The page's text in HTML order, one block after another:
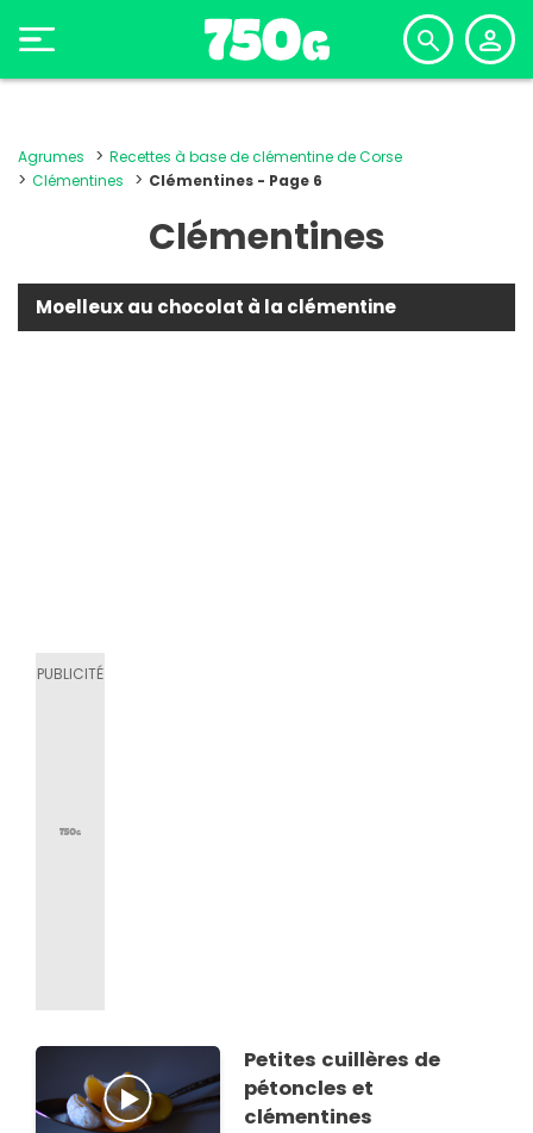
Agrumes
Recettes à base de clémentine de Corse
Clémentines
Clémentines - Page 6
Clémentines
Moelleux au chocolat à la clémentine
Petites cuillères de
pétoncles et
clémentines